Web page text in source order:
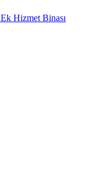
Hizmet Binası